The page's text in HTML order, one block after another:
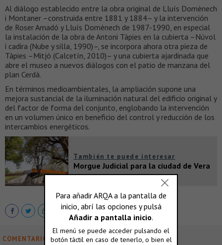
Al diálogo establecido entre la obra original de Lluís Domènech
i Montaner –construida entre 1881 y 1884– y la intervención
de Roser Amadó y Lluís Domènech de 1987-1990, en especial
la instalación de la obra de Antoni Tàpies en la cubierta –Núvol
i cadira (Nube y silla, 1990)–, se incorpora ahora otra pieza de
Tàpies –Mitjó (Calcetín, 2010)– y una cubierta ajardinada que
abre el museo a nuevos diálogos con el patio de manzana del
plan Cerdà.
En términos medioambientales, la ampliación supone una
mejora sustancial de la iluminación natural del edificio original y
del factor de forma del conjunto, englobando la intervención
en un volumen único en beneficio del control y reducción de los
intercambios energéticos.
También te puede interesar
Morgue Judicial para la ciudad de Vera
COMENTARIOS